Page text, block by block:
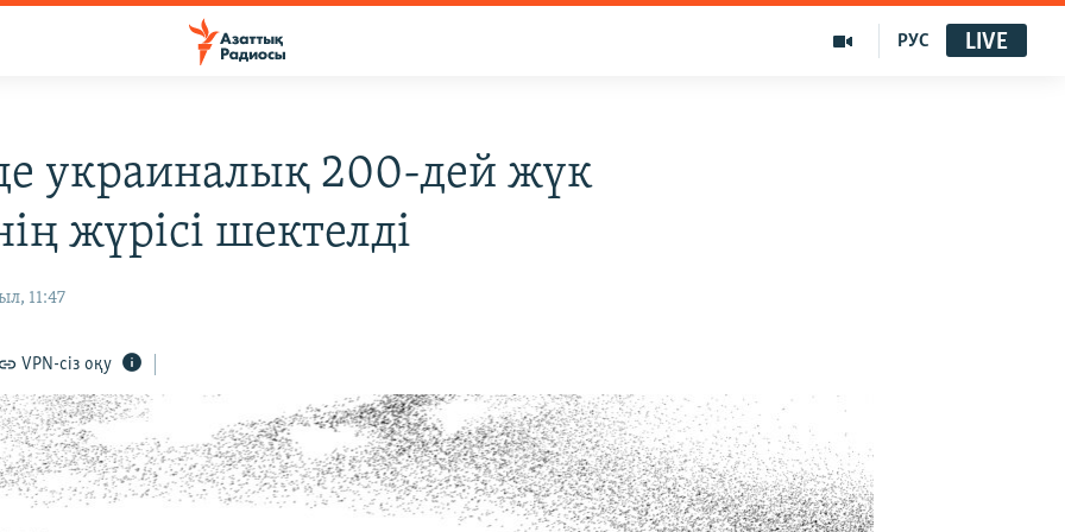
РУС LIVE
украиналық 200-дей жүк
жүрісі шектелді
11:47
VPN-сіз оқу